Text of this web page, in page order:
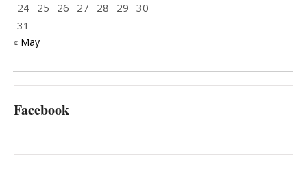
24 25 26 27 28 29 30
31
« May
Facebook